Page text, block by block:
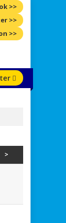
>>
>>
>>
>